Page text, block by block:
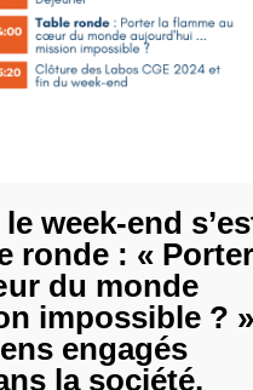
week-end
ronde : « Porter
du monde
impossible ?
engagés
la société.